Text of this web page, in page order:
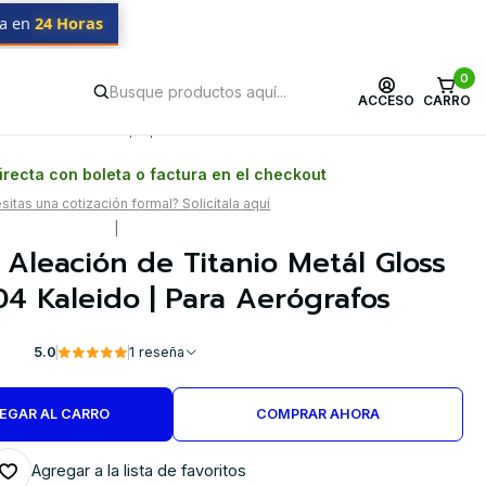
ACCESO
0
CARRO
en 24 Horas
con boleta o factura en el checkout
una cotización formal? Solicítala aquí
de Titanio Metál Gloss
Kaleido | Para Aerógrafos
5.0 1 reseña
AL CARRO COMPRAR AHORA
Agregar a la lista de favoritos